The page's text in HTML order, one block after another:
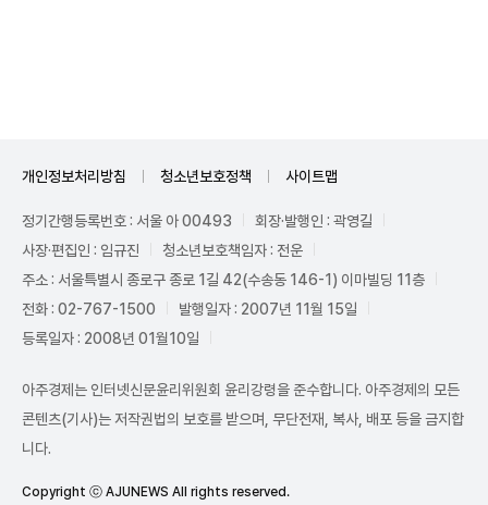
개인정보처리방침 청소년보호정책 사이트맵
정기간행등록번호 : 서울 아 00493
회장·발행인 : 곽영길
사장·편집인 : 임규진
청소년보호책임자 : 전운
주소 : 서울특별시 종로구 종로 1길 42(수송동 146-1) 이마빌딩 11층
전화 : 02-767-1500
발행일자 : 2007년 11월 15일
등록일자 : 2008년 01월10일
아주경제는 인터넷신문윤리위원회 윤리강령을 준수합니다. 아주경제의 모든
콘텐츠(기사)는 저작권법의 보호를 받으며, 무단전재, 복사, 배포 등을 금지합
니다.
Copyright ⓒ AJUNEWS All rights reserved.